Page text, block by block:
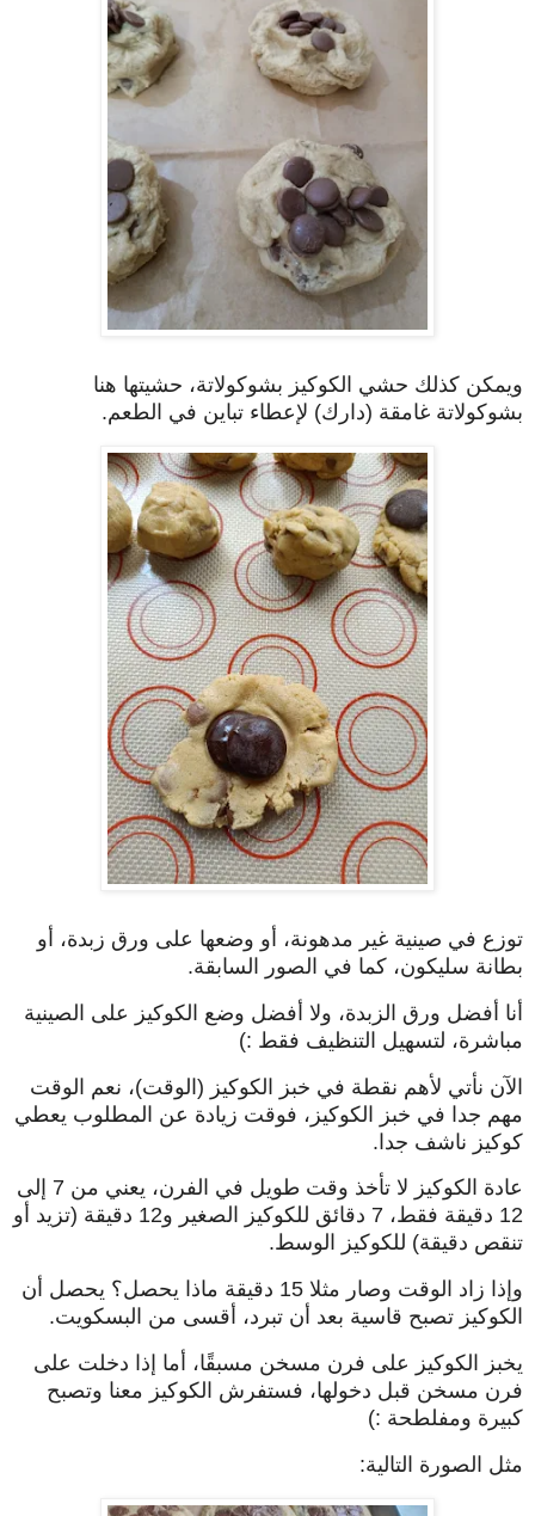
ويمكن كذلك حشي الكوكيز بشوكولاتة، حشيتها هنا
بشوكولاتة غامقة (دارك) لإعطاء تباين في الطعم.
توزع في صينية غير مدهونة، أو وضعها على ورق زبدة، أو
بطانة سليكون، كما في الصور السابقة.
أنا أفضل ورق الزبدة، ولا أفضل وضع الكوكيز على الصينية
مباشرة، لتسهيل التنظيف فقط :)
الآن نأتي لأهم نقطة في خبز الكوكيز (الوقت)، نعم الوقت
مهم جدا في خبز الكوكيز، فوقت زيادة عن المطلوب يعطي
كوكيز ناشف جدا.
عادة الكوكيز لا تأخذ وقت طويل في الفرن، يعني من 7 إلى
12 دقيقة فقط، 7 دقائق للكوكيز الصغير و12 دقيقة (تزيد أو
تنقص دقيقة) للكوكيز الوسط.
وإذا زاد الوقت وصار مثلا 15 دقيقة ماذا يحصل؟ يحصل أن
الكوكيز تصبح قاسية بعد أن تبرد، أقسى من البسكويت.
يخبز الكوكيز على فرن مسخن مسبقًا، أما إذا دخلت على
فرن مسخن قبل دخولها، فستفرش الكوكيز معنا وتصبح
كبيرة ومفلطحة :)
مثل الصورة التالية: